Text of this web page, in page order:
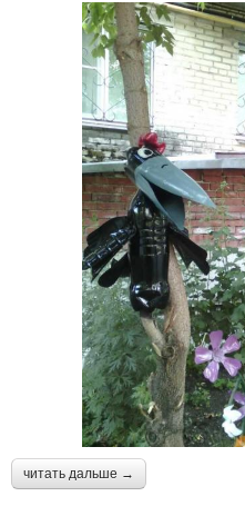
читать дальше →